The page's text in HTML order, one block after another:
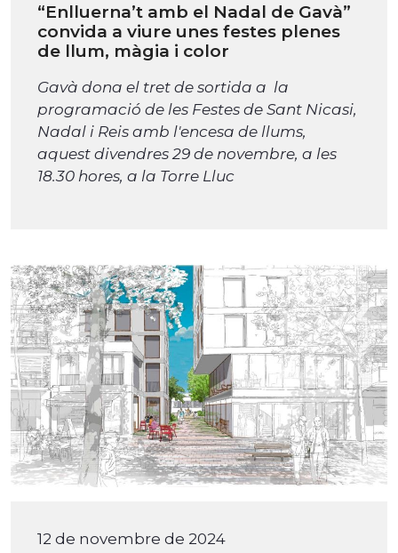
“Enlluerna’t amb el Nadal de Gavà”
convida a viure unes festes plenes
de llum, màgia i color
Gavà dona el tret de sortida a la
programació de les Festes de Sant Nicasi,
Nadal i Reis amb l'encesa de llums,
aquest divendres 29 de novembre, a les
18.30 hores, a la Torre Lluc
12 de novembre de 2024